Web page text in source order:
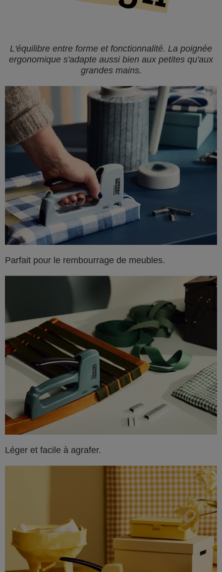
L'équilibre entre forme et fonctionnalité. La poignée
ergonomique s'adapte aussi bien aux petites qu'aux
grandes mains.
Parfait pour le rembourrage de meubles.
Léger et facile à agrafer.